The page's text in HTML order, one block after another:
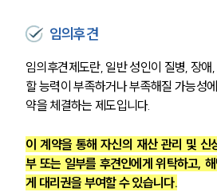
임의후견
임의후견제도란, 일반 성인이 질병, 장애
할 능력이 부족하거나 부족해질 가능성
약을 체결하는 제도입니다.
이 계약을 통해 자신의 재산 관리 및 신
부 또는 일부를 후견인에게 위탁하고,
게 대리권을 부여할 수 있습니다.